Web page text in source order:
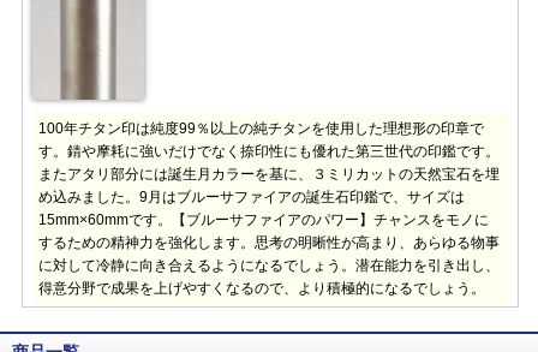
100年チタン印は純度99％以上の純チタンを使用した理想形の印章で
す。錆や摩耗に強いだけでなく捺印性にも優れた第三世代の印鑑です。
またアタリ部分には誕生月カラーを基に、３ミリカットの天然宝石を埋
め込みました。9月はブルーサファイアの誕生石印鑑で、サイズは
15mm×60mmです。【ブルーサファイアのパワー】チャンスをモノに
するための精神力を強化します。思考の明晰性が高まり、あらゆる物事
に対して冷静に向き合えるようになるでしょう。潜在能力を引き出し、
得意分野で成果を上げやすくなるので、より積極的になるでしょう。